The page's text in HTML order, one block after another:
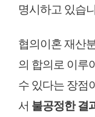
명시하고 있습
협의이혼 재산
의 합의로 이루
수 있다는 장점
서 불공정한 결